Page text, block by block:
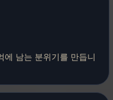
에 남는 분위기를 만듭니